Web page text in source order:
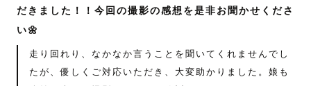
だきました！！今回の撮影の感想を是非お聞かせくださ
い🌼
走り回れり、なかなか言うことを聞いてくれませんでし
たが、優しくご対応いただき、大変助かりました。娘も